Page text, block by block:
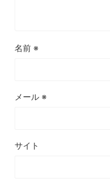
名前 ※
メール ※
サイト